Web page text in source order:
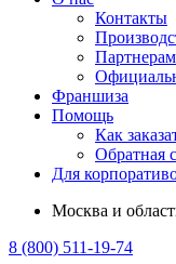
Контакты
Партнерам
Франшиза
Помощь
Как
Обратная
Для
Москва и
8 (800) 511-19-74